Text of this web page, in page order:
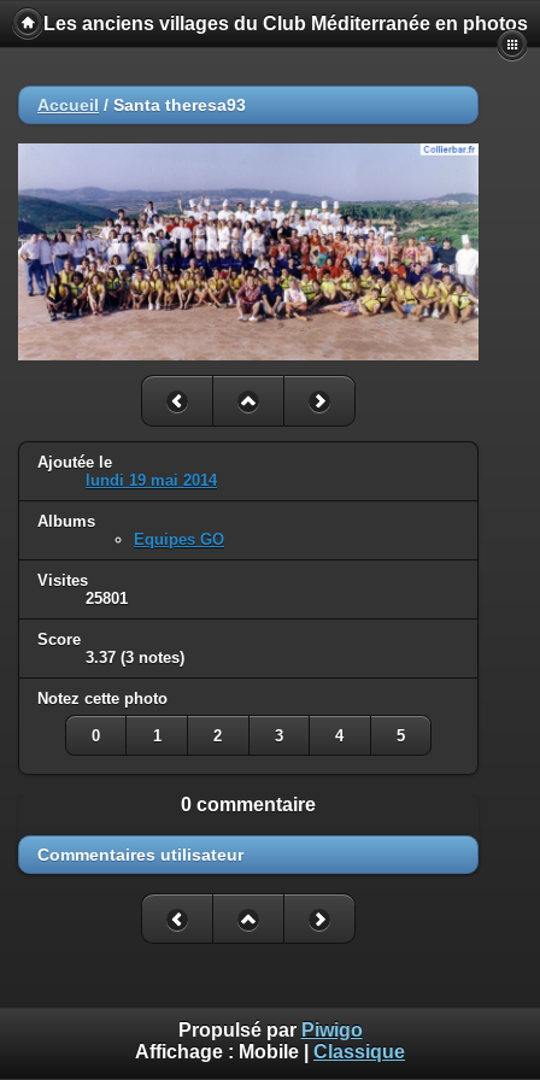
Les anciens villages du Club Méditerranée en photos
Accueil / Santa theresa93
Ajoutée le
lundi 19 mai 2014
Albums
Equipes GO
Visites
25801
Score
3.37 (3 notes)
Notez cette photo
0 1 2 3 4 5
0 commentaire
Commentaires utilisateur
Propulsé par Piwigo
Affichage : Mobile Classique